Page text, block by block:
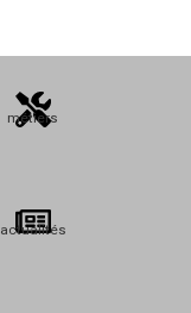
métiers
actualités